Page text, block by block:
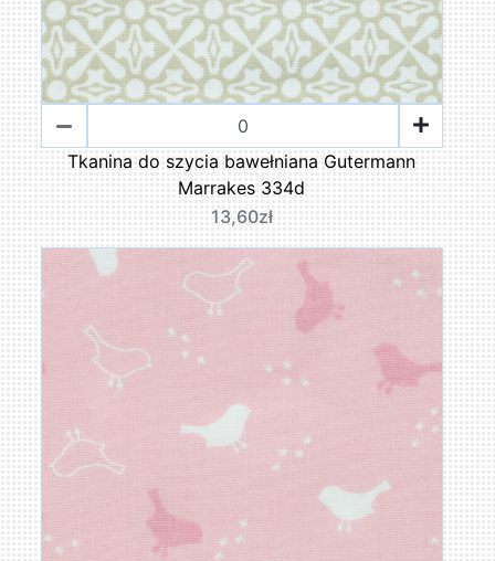
Tkanina do szycia bawełniana Gutermann
Marrakes 334d
13,60zł